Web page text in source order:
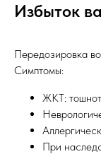
Избыток
Передозировка
Симптомы:
ЖКТ:
При